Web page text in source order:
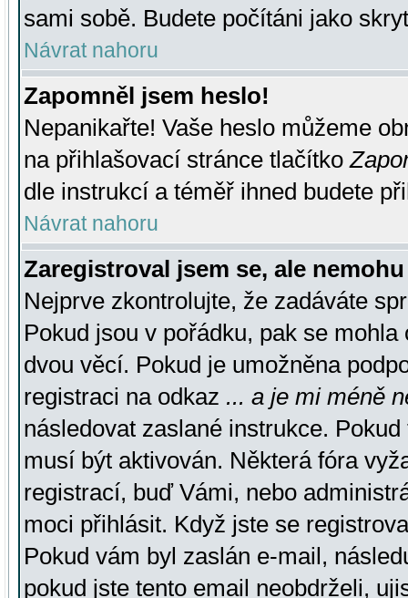
sami sobě. Budete počítáni jako
Návrat nahoru
Zapomněl jsem heslo!
Nepanikařte! Vaše heslo můžeme
na přihlašovací stránce tlačítko
dle instrukcí a téměř ihned budete
Návrat nahoru
Zaregistroval jsem se, ale
Nejprve zkontrolujte, že zadáváte
Pokud jsou v pořádku, pak se
dvou věcí. Pokud je umožněna
registraci na odkaz ... a je mi méně
následovat zaslané instrukce.
musí být aktivován. Některá fóra
registrací, buď Vámi, nebo
moci přihlásit. Když jste se
Pokud vám byl zaslán e-mail,
pokud jste tento email neobdrželi,